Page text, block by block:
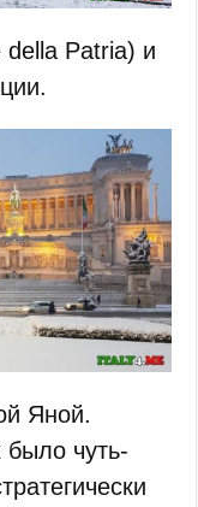
della Patria) и
Яной.
чуть-